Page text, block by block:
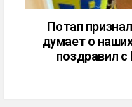
Потап
думает о
поздравил